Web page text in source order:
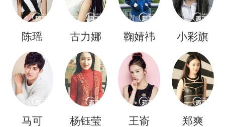
陈瑶 古力娜
扎
鞠婧祎 小彩旗
马可 杨钰莹 王嵛 郑爽